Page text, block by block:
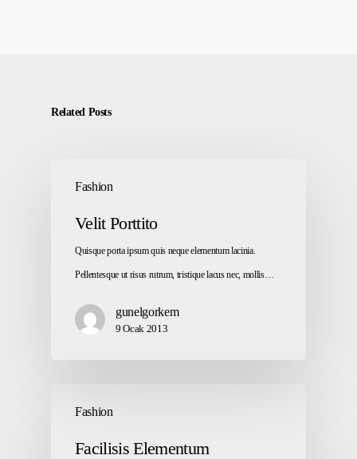
Related Posts
Fashion
Velit Porttito
Quisque porta ipsum quis neque elementum lacinia.
Pellentesque ut risus rutrum, tristique lacus nec, mollis…
gunelgorkem
9 Ocak 2013
Fashion
Facilisis Elementum